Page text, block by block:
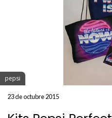
pepsi
23 de octubre 2015